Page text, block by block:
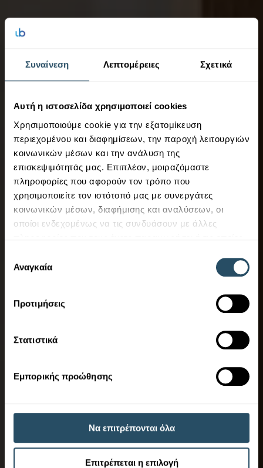
Συναίνεση Λεπτομέρειες Σχετικά
Αυτή η ιστοσελίδα χρησιμοποιεί cookies
Χρησιμοποιούμε cookie για την εξατομίκευση
περιεχομένου και διαφημίσεων, την παροχή λειτουργιών
κοινωνικών μέσων και την ανάλυση της
επισκεψιμότητάς μας. Επιπλέον, μοιραζόμαστε
πληροφορίες που αφορούν τον τρόπο που
χρησιμοποιείτε τον ιστότοπό μας με συνεργάτες
κοινωνικών μέσων, διαφήμισης και αναλύσεων, οι
οποίοι ενδεχομένως να τις συνδυάσουν με άλλες
των υπηρεσιών τους.
συγκατάθεσης
Αναγκαία
Προτιμήσεις
Στατιστικά
Εμπορικής προώθησης
Να επιτρέπονται όλα
Επιτρέπεται η επιλογή